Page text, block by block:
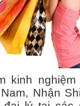
kinh
Nhận